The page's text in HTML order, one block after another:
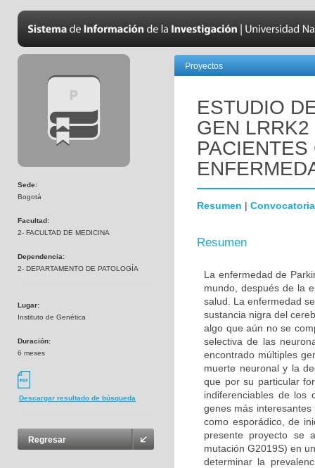
Sede:
Bogotá
Facultad:
2- FACULTAD DE MEDICINA
Dependencia:
2- DEPARTAMENTO DE PATOLOGÍA
Lugar:
Instituto de Genética
Duración:
6 meses
Descargar resultado de búsqueda
Regresar
Proyectos
ESTUDIO
GEN LRRK2
Resumen | Convocatoria
Resumen
La enfermedad de
mundo, después de la
salud. La enfermedad
sustancia nigra del
algo que aún no se
selectiva de las
encontrado múltiples
muerte neuronal y la
que por su particular
indiferenciables de los
genes más
como esporádico, de
presente proyecto se
mutación G2019S) en
determinar la